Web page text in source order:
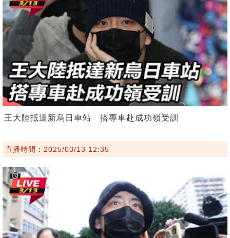
王大陸抵達新烏日車站 搭專車赴成功嶺受訓
直播時間：2025/03/13 12:35